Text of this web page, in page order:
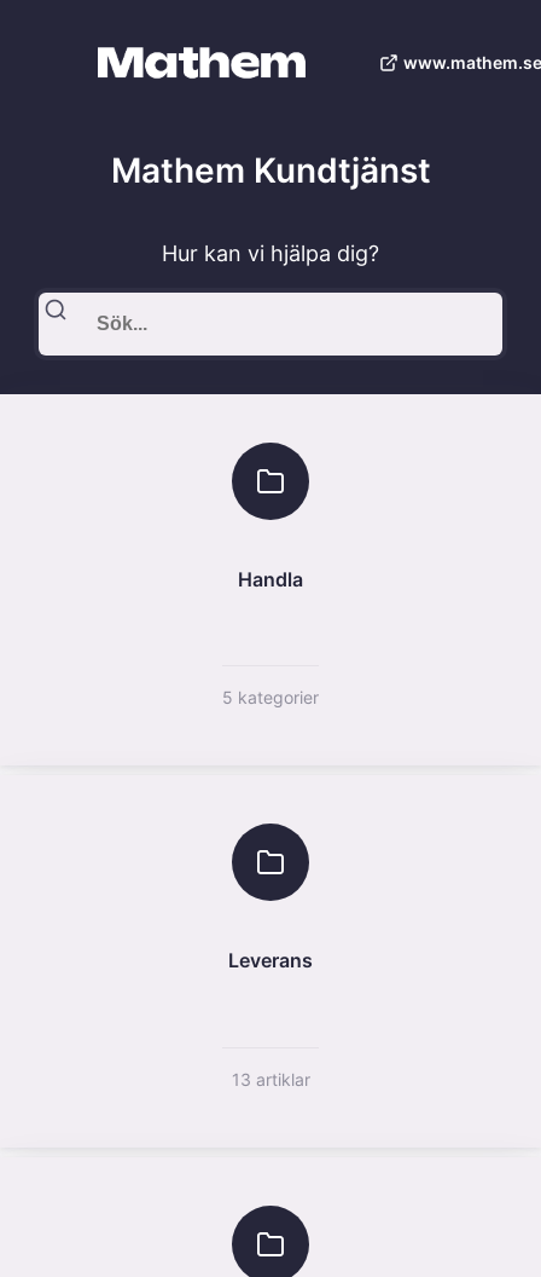
Mathem Kundtjänst
Hur kan vi hjälpa dig?
Handla
5 kategorier
Leverans
13 artiklar